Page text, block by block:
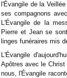
l'Évangile de la
ses compagnons
L'Évangile de la
Pierre et Jean se
linges funéraires mis
L'Évangile
Apôtres avec le
nous, l'Évangile